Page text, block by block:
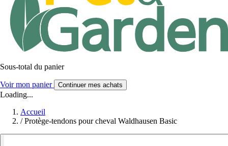
Sous-total du panier
Voir mon panier Continuer mes achats
Loading...
Accueil
/ Protège-tendons pour cheval Waldhausen Basic